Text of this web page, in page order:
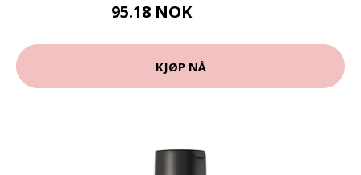
95.18 NOK
KJØP NÅ